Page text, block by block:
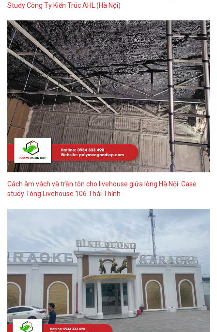
Study Công Ty Kiến Trúc AHL (Hà Nội)
Cách âm vách và trần tôn cho livehouse giữa lòng Hà Nội: Case
study Tòng Livehouse 106 Thái Thịnh